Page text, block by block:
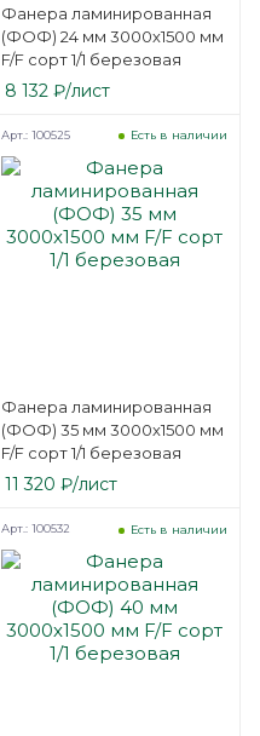
Фанера ламинированная
(ФОФ) 24 мм 3000х1500 мм
F/F сорт 1/1 березовая
8 132 ₽/лист
Фанера ламинированная
(ФОФ) 35 мм 3000х1500 мм
F/F сорт 1/1 березовая
Есть в наличии
Арт.: 100525
11 320 ₽/лист
Есть в наличии
Арт.: 100532